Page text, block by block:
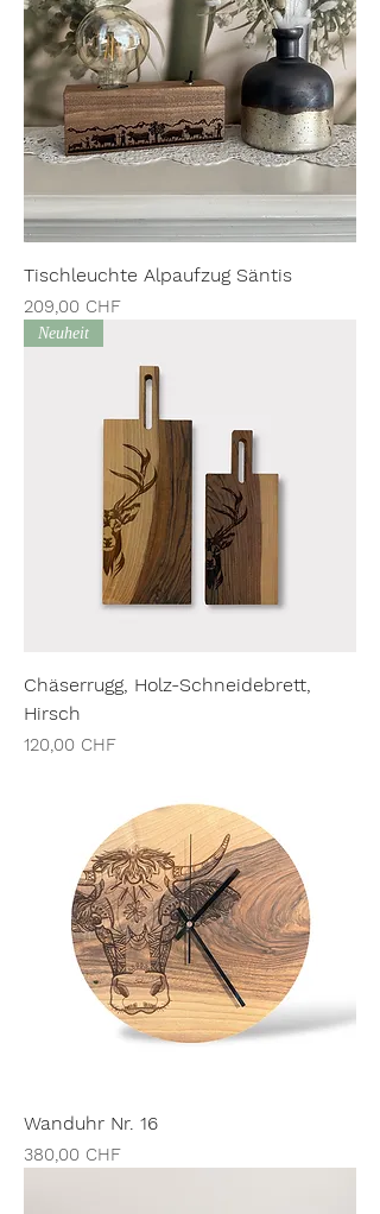
Tischleuchte Alpaufzug Säntis
Preis
209,00 CHF
Neuheit
Chäserrugg, Holz-Schneidebrett,
Hirsch
Preis
120,00 CHF
Wanduhr Nr. 16
Preis
380,00 CHF